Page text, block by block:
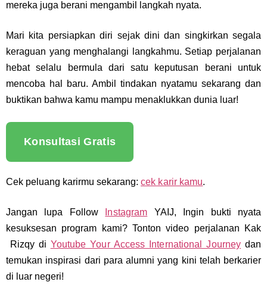
mereka juga berani mengambil langkah nyata.
Mari kita persiapkan diri sejak dini dan singkirkan segala
keraguan yang menghalangi langkahmu. Setiap perjalanan
hebat selalu bermula dari satu keputusan berani untuk
mencoba hal baru. Ambil tindakan nyatamu sekarang dan
buktikan bahwa kamu mampu menaklukkan dunia luar!
Konsultasi Gratis
Cek peluang karirmu sekarang: cek karir kamu.
Jangan lupa Follow Instagram YAIJ, Ingin bukti nyata
kesuksesan program kami? Tonton video perjalanan Kak
Rizqydi Youtube Your Access International Journey dan
temukan inspirasi dari para alumni yang kini telah berkarier
di luar negeri!